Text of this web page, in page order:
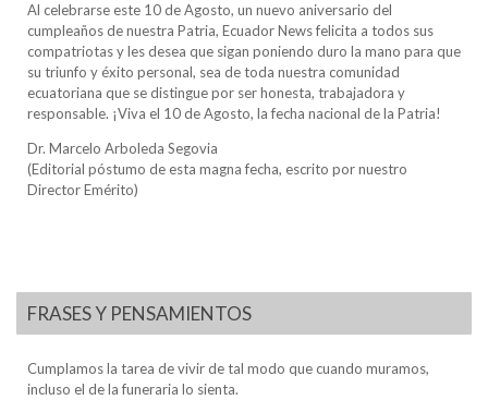
Al celebrarse este 10 de Agosto, un nuevo aniversario del
cumpleaños de nuestra Patria, Ecuador News felicita a todos sus
compatriotas y les desea que sigan poniendo duro la mano para que
su triunfo y éxito personal, sea de toda nuestra comunidad
ecuatoriana que se distingue por ser honesta, trabajadora y
responsable. ¡Viva el 10 de Agosto, la fecha nacional de la Patria!
Dr. Marcelo Arboleda Segovia
(Editorial póstumo de esta magna fecha, escrito por nuestro
Director Emérito)
FRASES Y PENSAMIENTOS
Cumplamos la tarea de vivir de tal modo que cuando muramos,
incluso el de la funeraria lo sienta.